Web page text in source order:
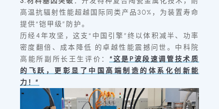
高温抗辐射性能超越国际同类产品30%，为装置寿命
提供“铠甲级”防护。
历经4年攻坚，这支“中国引擎”终以体积减半、功率
密度翻倍、成本降低 的卓越性能震撼问世。中科院
高能所副所长王生评价： “这是P波段速调管技术质
的飞跃，更彰显了中国高端制造的体系化创新能
力！”